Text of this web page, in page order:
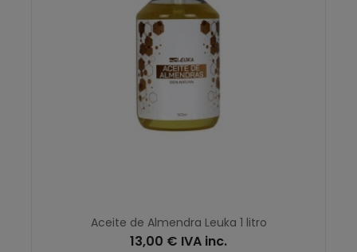
Aceite de Almendra Leuka 1 litro
13,00 € IVA inc.